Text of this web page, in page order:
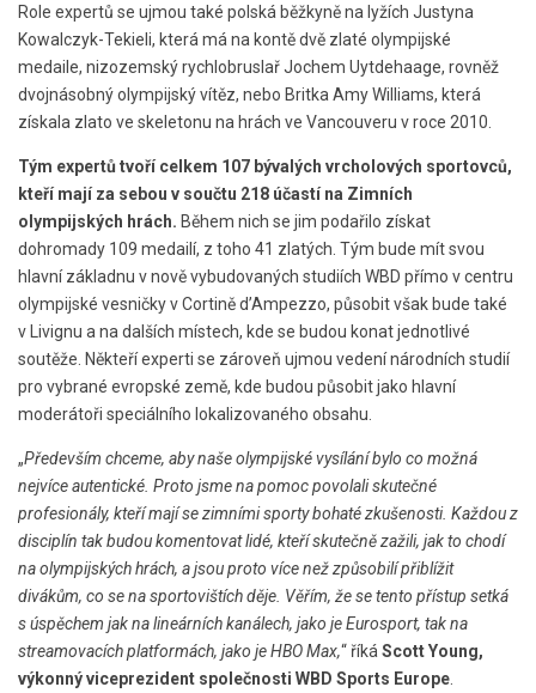
Role expertů se ujmou také polská běžkyně na lyžích Justyna
Kowalczyk-Tekieli, která má na kontě dvě zlaté olympijské
medaile, nizozemský rychlobruslař Jochem Uytdehaage, rovněž
dvojnásobný olympijský vítěz, nebo Britka Amy Williams, která
získala zlato ve skeletonu na hrách ve Vancouveru v roce 2010.
Tým expertů tvoří celkem 107 bývalých vrcholových sportovců,
kteří mají za sebou v součtu 218 účastí na Zimních
olympijských hrách. Během nich se jim podařilo získat
dohromady 109 medailí, z toho 41 zlatých. Tým bude mít svou
hlavní základnu v nově vybudovaných studiích WBD přímo v centru
olympijské vesničky v Cortině d’Ampezzo, působit však bude také
v Livignu a na dalších místech, kde se budou konat jednotlivé
soutěže. Někteří experti se zároveň ujmou vedení národních studií
pro vybrané evropské země, kde budou působit jako hlavní
moderátoři speciálního lokalizovaného obsahu.
„Především chceme, aby naše olympijské vysílání bylo co možná
nejvíce autentické. Proto jsme na pomoc povolali skutečné
profesionály, kteří mají se zimními sporty bohaté zkušenosti. Každou z
disciplín tak budou komentovat lidé, kteří skutečně zažili, jak to chodí
na olympijských hrách, a jsou proto více než způsobilí přiblížit
divákům, co se na sportovištích děje. Věřím, že se tento přístup setká
s úspěchem jak na lineárních kanálech, jako je Eurosport, tak na
streamovacích platformách, jako je HBO Max,“ říká Scott Young,
výkonný viceprezident společnosti WBD Sports Europe